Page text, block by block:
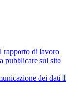
rapporto di lavoro
pubblicare sul sito
dei dati 1